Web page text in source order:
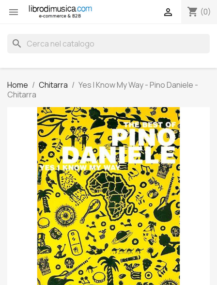
 shopping_cart (0)

search
Home Chitarra
Yes I Know My Way - Pino Daniele -
Chitarra